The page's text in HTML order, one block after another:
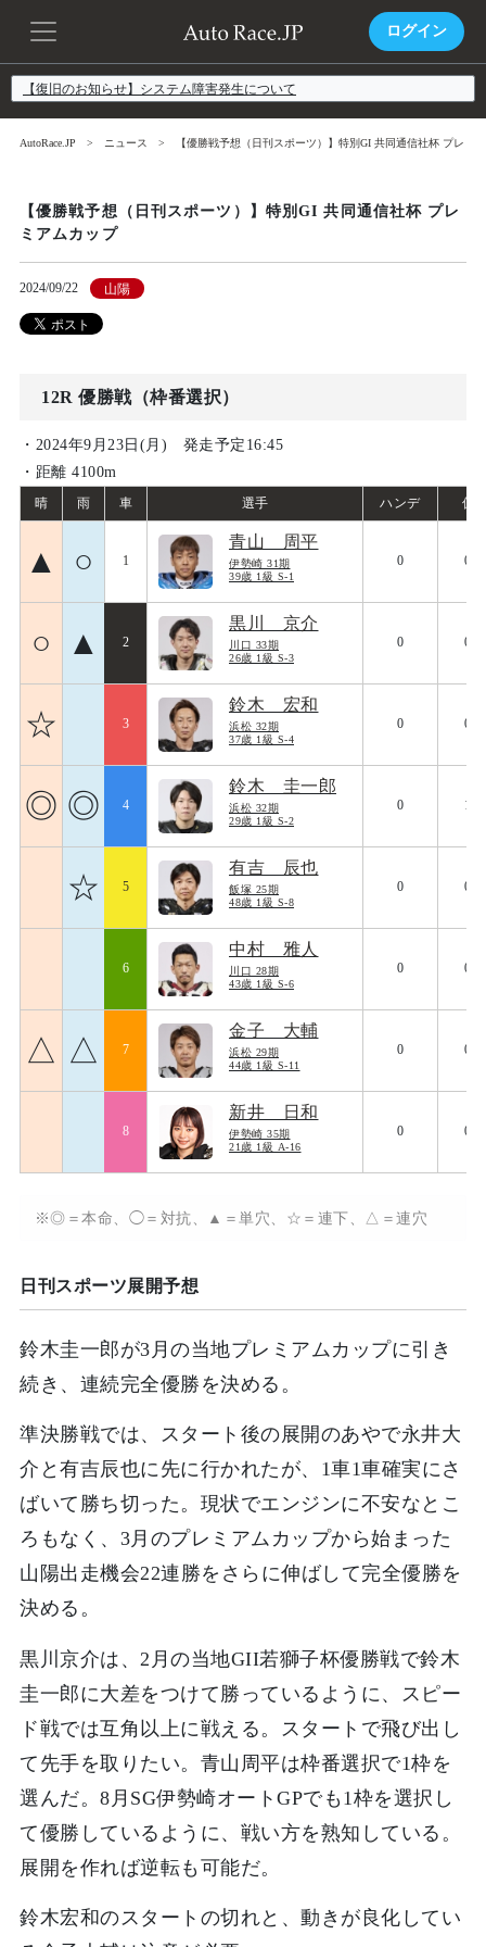
ログイン
【復旧のお知らせ】システム障害発生について
AutoRace.JP ニュース 【優勝戦予想（日刊スポーツ）】特別GI 共同通信社杯 プレミ
【優勝戦予想（日刊スポーツ）】特別GI 共同通信社杯 プレ
ミアムカップ
2024/09/22 山陽
12R 優勝戦（枠番選択）
・2024年9月23日(月) 発走予定16:45
・距離 4100m
晴 雨 車 選手 ハンデ 偏
▲ ○ 1
青山 周平
伊勢崎 31期
39歳 1級 S-1
0 099
○ ▲ 2
黒川 京介
川口 33期
26歳 1級 S-3
0 090
☆ 3
鈴木 宏和
浜松 32期
37歳 1級 S-4
0 086
◎ ◎ 4
鈴木 圭一郎
浜松 32期
29歳 1級 S-2
0 102
☆ 5
有吉 辰也
飯塚 25期
48歳 1級 S-8
0 084
6
中村 雅人
川口 28期
43歳 1級 S-6
0 094
△ △ 7
金子 大輔
浜松 29期
44歳 1級 S-11
0 089
8
新井 日和
伊勢崎 35期
21歳 1級 A-16
0 086
※◎＝本命、◯＝対抗、▲＝単穴、☆＝連下、△＝連穴
日刊スポーツ展開予想
鈴木圭一郎が3月の当地プレミアムカップに引き
続き、連続完全優勝を決める。
準決勝戦では、スタート後の展開のあやで永井大
介と有吉辰也に先に行かれたが、1車1車確実にさ
ばいて勝ち切った。現状でエンジンに不安なとこ
ろもなく、3月のプレミアムカップから始まった
山陽出走機会22連勝をさらに伸ばして完全優勝を
決める。
黒川京介は、2月の当地GII若獅子杯優勝戦で鈴木
圭一郎に大差をつけて勝っているように、スピー
ド戦では互角以上に戦える。スタートで飛び出し
て先手を取りたい。青山周平は枠番選択で1枠を
選んだ。8月SG伊勢崎オートGPでも1枠を選択し
て優勝しているように、戦い方を熟知している。
展開を作れば逆転も可能だ。
鈴木宏和のスタートの切れと、動きが良化してい